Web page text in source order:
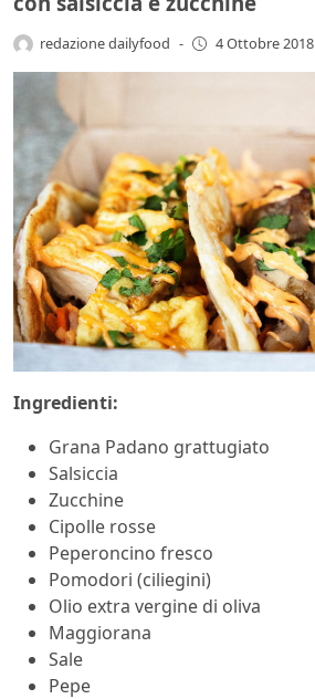
redazione dailyfood - 4 Ottobre 2018
Ingredienti:
Grana Padano grattugiato
Salsiccia
Zucchine
Cipolle rosse
Peperoncino fresco
Pomodori (ciliegini)
Olio extra vergine di oliva
Maggiorana
Sale
Pepe